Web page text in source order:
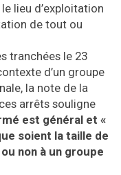
lieu d’exploitation
de tout ou
tranchées le 23
d’un groupe
la note de la
arrêts souligne
est général et «
soient la taille de
non à un groupe